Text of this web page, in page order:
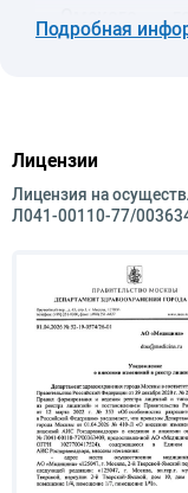
Омского
с семейной
клинико-
В 2016
В 2024
Москва )
Подробная
Лицензии
Лицензия на
Л041-00110-77/